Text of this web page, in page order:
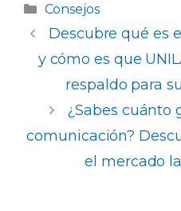
c
e
b
o
o
k
a
ts
A
p
p
e
dI
n
Categorías
Consejos
Descubre qué es
y cómo es que
respaldo para
¿Sabes cuánto
comunicación?
el mercado